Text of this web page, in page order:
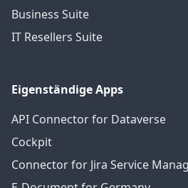
Business Suite
IT Resellers Suite
Eigenständige Apps
API Connector for Dataverse
Cockpit
Connector for Jira Service